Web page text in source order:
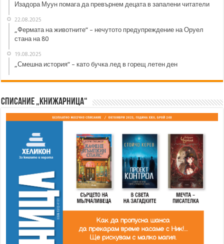
Изадора Муун помага да превърнем децата в запалени читатели
22.08.2025
„Фермата на животните“ – нечутото предупреждение на Оруел
стана на 80
19.08.2025
„Смешна история“ – като бучка лед в горещ летен ден
Списание „Книжарница“